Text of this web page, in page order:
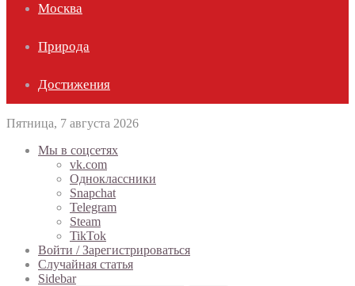
Москва
Природа
Достижения
Пятница, 7 августа 2026
Мы в соцсетях
vk.com
Одноклассники
Snapchat
Telegram
Steam
TikTok
Войти / Зарегистрироваться
Случайная статья
Sidebar